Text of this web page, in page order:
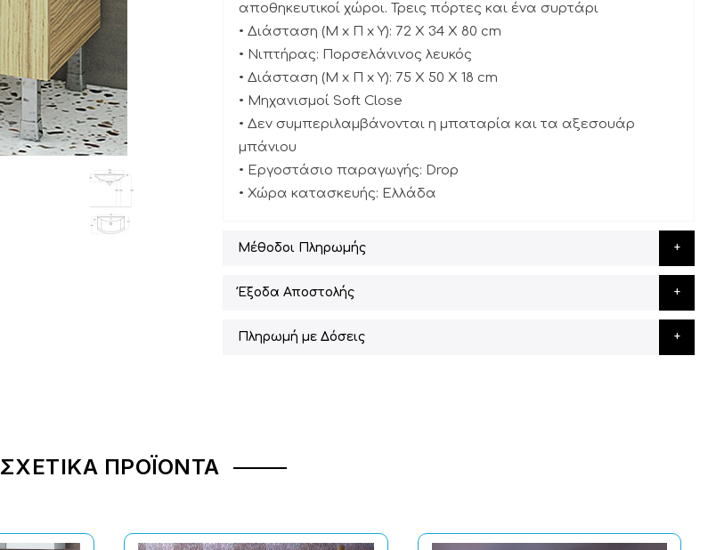
αποθηκευτικοί χώροι. Τρεις πόρτες και ένα συρτάρι
• Διάσταση (Μ x Π x Υ): 72 X 34 X 80 cm
• Νιπτήρας: Πορσελάνινος λευκός
• Διάσταση (Μ x Π x Υ): 75 X 50 X 18 cm
• Μηχανισμοί Soft Close
• Δεν συμπεριλαμβάνονται η μπαταρία και τα αξεσουάρ
μπάνιου
• Εργοστάσιο παραγωγής: Drop
• Χώρα κατασκευής: Ελλάδα
Μέθοδοι Πληρωμής
Έξοδα Αποστολής
Πληρωμή με Δόσεις
ΣΧΕΤΙΚΆ ΠΡΟΪΌΝΤΑ